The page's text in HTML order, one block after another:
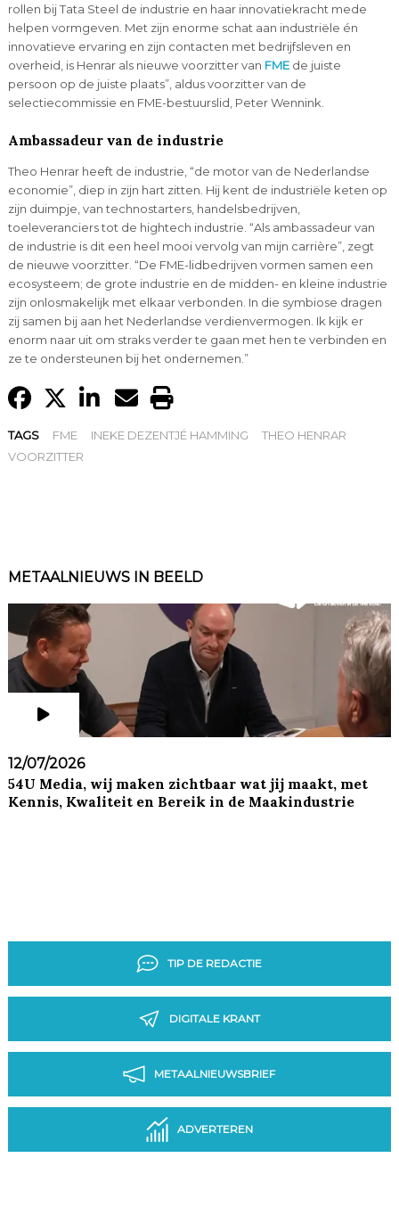
rollen bij Tata Steel de industrie en haar innovatiekracht mede
helpen vormgeven. Met zijn enorme schat aan industriële én
innovatieve ervaring en zijn contacten met bedrijfsleven en
overheid, is Henrar als nieuwe voorzitter van FMEde juiste
persoon op de juiste plaats”, aldus voorzitter van de
selectiecommissie en FME-bestuurslid, Peter Wennink.
Ambassadeur van de industrie
Theo Henrar heeft de industrie, “de motor van de Nederlandse
economie”, diep in zijn hart zitten. Hij kent de industriële keten op
zijn duimpje, van technostarters, handelsbedrijven,
toeleveranciers tot de hightech industrie. “Als ambassadeur van
de industrie is dit een heel mooi vervolg van mijn carrière”, zegt
de nieuwe voorzitter. “De FME-lidbedrijven vormen samen een
ecosysteem; de grote industrie en de midden- en kleine industrie
zijn onlosmakelijk met elkaar verbonden. In die symbiose dragen
zij samen bij aan het Nederlandse verdienvermogen. Ik kijk er
enorm naar uit om straks verder te gaan met hen te verbinden en
ze te ondersteunen bij het ondernemen.”
TAGS FME INEKE DEZENTJÉ HAMMING
THEO HENRAR
VOORZITTER
METAALNIEUWS IN BEELD
12/07/2026
54U Media, wij maken zichtbaar wat jij maakt, met
Kennis, Kwaliteit en Bereik in de Maakindustrie
TIP DE REDACTIE
DIGITALE KRANT
METAALNIEUWSBRIEF
ADVERTEREN